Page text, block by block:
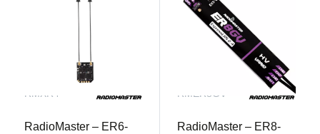
RMXR4
RadioMaster – ER6-
RMER8GV
RadioMaster – ER8-